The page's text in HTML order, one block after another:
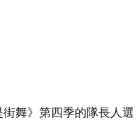
舞》第四季的隊長人選